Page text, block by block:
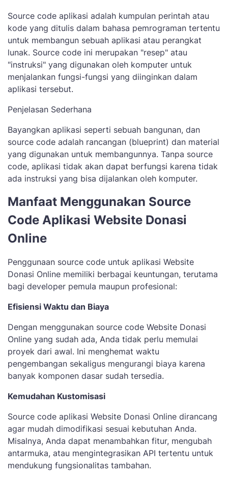
Source code aplikasi adalah kumpulan perintah atau
kode yang ditulis dalam bahasa pemrograman tertentu
untuk membangun sebuah aplikasi atau perangkat
lunak. Source code ini merupakan "resep" atau
"instruksi" yang digunakan oleh komputer untuk
menjalankan fungsi-fungsi yang diinginkan dalam
aplikasi tersebut.
Penjelasan Sederhana
Bayangkan aplikasi seperti sebuah bangunan, dan
source code adalah rancangan (blueprint) dan material
yang digunakan untuk membangunnya. Tanpa source
code, aplikasi tidak akan dapat berfungsi karena tidak
ada instruksi yang bisa dijalankan oleh komputer.
Manfaat Menggunakan Source
Code Aplikasi Website Donasi
Online
Penggunaan source code untuk aplikasi Website
Donasi Online memiliki berbagai keuntungan, terutama
bagi developer pemula maupun profesional:
Efisiensi Waktu dan Biaya
Dengan menggunakan source code Website Donasi
Online yang sudah ada, Anda tidak perlu memulai
proyek dari awal. Ini menghemat waktu
pengembangan sekaligus mengurangi biaya karena
banyak komponen dasar sudah tersedia.
Kemudahan Kustomisasi
Source code aplikasi Website Donasi Online dirancang
agar mudah dimodifikasi sesuai kebutuhan Anda.
Misalnya, Anda dapat menambahkan fitur, mengubah
antarmuka, atau mengintegrasikan API tertentu untuk
mendukung fungsionalitas tambahan.